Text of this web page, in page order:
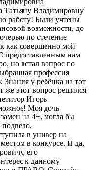
Татьяну Владимировну
работу! Были учтены
возможности, до
по стечение
как совершенно мой
предоставленным нам
но встал вопрос по
профессия
у ребёнка на тот
этот вопрос решился
Игорь
Моя дочь
на 4+, могла бы
в универ на
в конкурсе. И да,
его
к данному